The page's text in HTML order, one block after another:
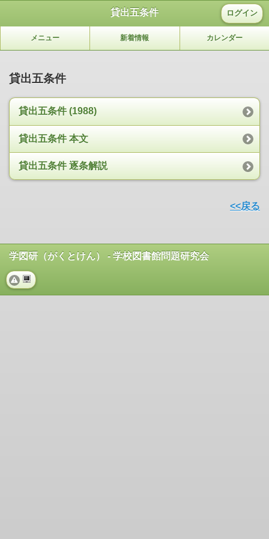
貸出五条件 ログイン
メニュー 新着情報 カレンダー
貸出五条件
貸出五条件 (1988)
貸出五条件 本文
貸出五条件 逐条解説
<<戻る
学図研（がくとけん） - 学校図書館問題研究会